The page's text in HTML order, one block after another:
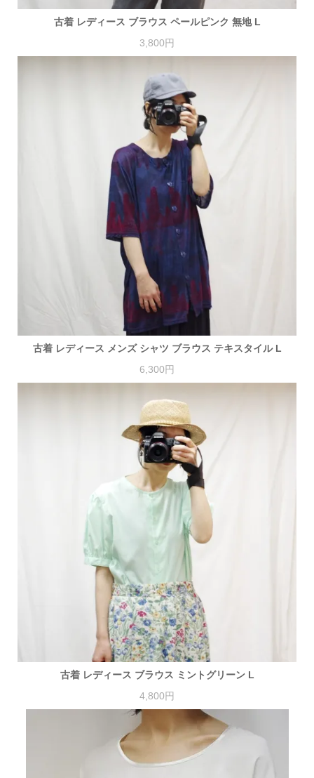
古着 レディース ブラウス ペールピンク 無地 L
3,800円
古着 レディース メンズ シャツ ブラウス テキスタイル L
6,300円
古着 レディース ブラウス ミントグリーン L
4,800円